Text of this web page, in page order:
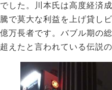
でした。川本氏は高度経済
騰で莫大な利益を上げ貸し
億万長者です。バブル期の
超えたと言われている伝説の